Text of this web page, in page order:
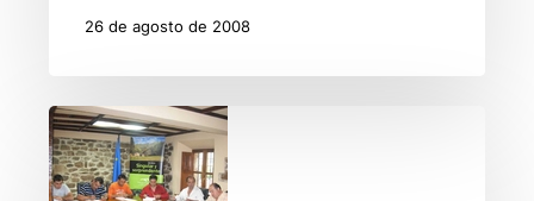
26 de agosto de 2008
Asamblea
Mancomunidad
Valles